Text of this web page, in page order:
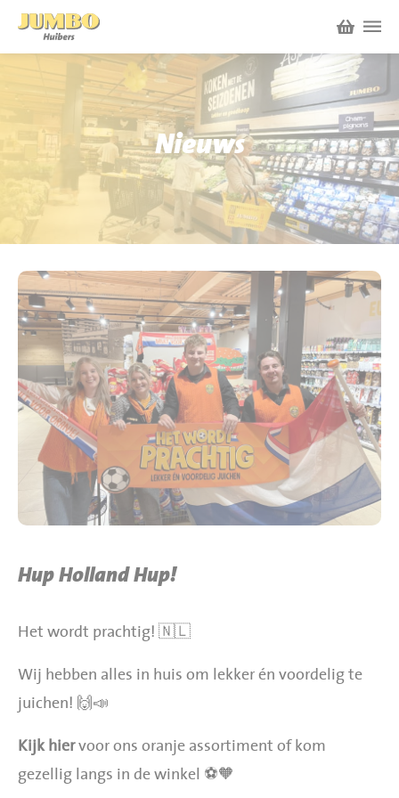
Winkels
P.W.A. Park
Bruïneplein
Nieuws
Acties
Werken bij Jumbo Huibers
Vacatures en Solliciteren
Werken en leren
Jumbo.com
BBQ gigant webshop
Jumbo Huibers Specials
Nieuws
Hup Holland Hup!
Het wordt prachtig! 🇳🇱
Wij hebben alles in huis om lekker én voordelig te
juichen! 🙌📣
Kijk hiervoor ons oranje assortiment of kom
gezellig langs in de winkel ⚽️🧡